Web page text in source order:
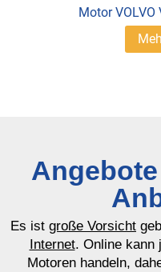
Motor VOLVO
Es ist große Vorsicht
Internet. Online kann
Motoren handeln,